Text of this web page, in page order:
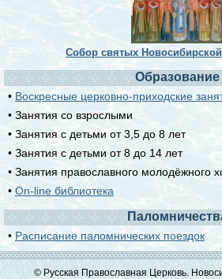
Собор святых
Образование
• Воскресные церковно-приходские
• Занятия со взрослыми
• Занятия с детьми от 3,5 до 8 лет
• Занятия с детьми от 8 до 14 лет
• Занятия православного молодёжного
• On-line библиотека
• Расписание паломнических поездок
© Русская Православная Церковь.